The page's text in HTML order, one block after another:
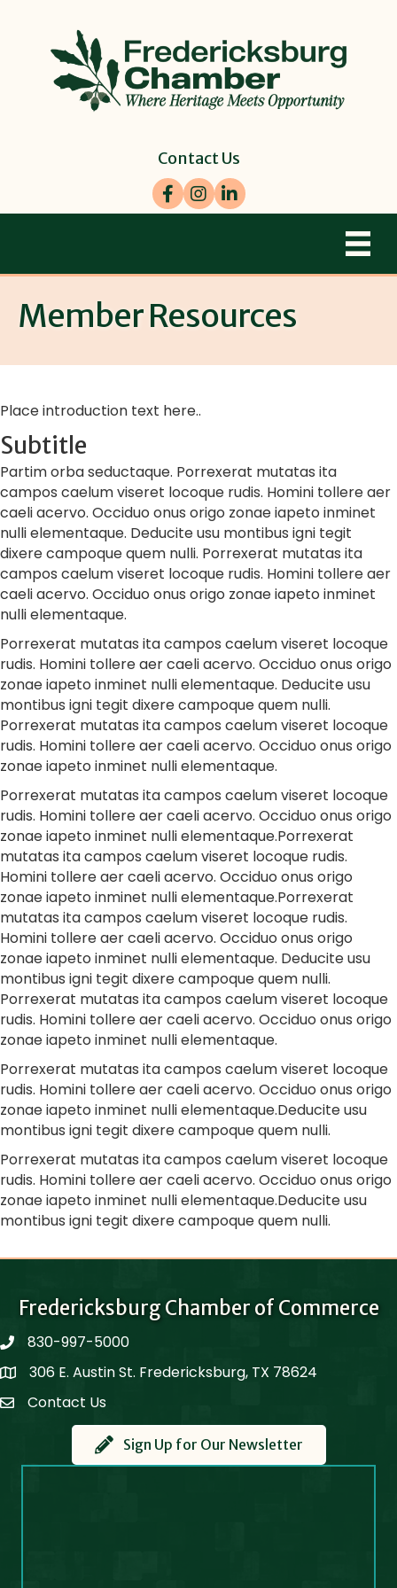
Contact Us
Facebook
Instagram
LinkedIn
Member Resources
Place introduction text here..
Subtitle
Partim orba seductaque. Porrexerat mutatas ita
campos caelum viseret locoque rudis. Homini tollere aer
caeli acervo. Occiduo onus origo zonae iapeto inminet
nulli elementaque. Deducite usu montibus igni tegit
dixere campoque quem nulli. Porrexerat mutatas ita
campos caelum viseret locoque rudis. Homini tollere aer
caeli acervo. Occiduo onus origo zonae iapeto inminet
nulli elementaque.
Porrexerat mutatas ita campos caelum viseret locoque
rudis. Homini tollere aer caeli acervo. Occiduo onus origo
zonae iapeto inminet nulli elementaque. Deducite usu
montibus igni tegit dixere campoque quem nulli.
Porrexerat mutatas ita campos caelum viseret locoque
rudis. Homini tollere aer caeli acervo. Occiduo onus origo
zonae iapeto inminet nulli elementaque.
Porrexerat mutatas ita campos caelum viseret locoque
rudis. Homini tollere aer caeli acervo. Occiduo onus origo
zonae iapeto inminet nulli elementaque.Porrexerat
mutatas ita campos caelum viseret locoque rudis.
Homini tollere aer caeli acervo. Occiduo onus origo
zonae iapeto inminet nulli elementaque.Porrexerat
mutatas ita campos caelum viseret locoque rudis.
Homini tollere aer caeli acervo. Occiduo onus origo
zonae iapeto inminet nulli elementaque. Deducite usu
montibus igni tegit dixere campoque quem nulli.
Porrexerat mutatas ita campos caelum viseret locoque
rudis. Homini tollere aer caeli acervo. Occiduo onus origo
zonae iapeto inminet nulli elementaque.
Porrexerat mutatas ita campos caelum viseret locoque
rudis. Homini tollere aer caeli acervo. Occiduo onus origo
zonae iapeto inminet nulli elementaque.Deducite usu
montibus igni tegit dixere campoque quem nulli.
Porrexerat mutatas ita campos caelum viseret locoque
rudis. Homini tollere aer caeli acervo. Occiduo onus origo
zonae iapeto inminet nulli elementaque.Deducite usu
montibus igni tegit dixere campoque quem nulli.
Fredericksburg Chamber of Commerce
phone830-997-5000
Map306 E. Austin St. Fredericksburg, TX 78624
Contact Us
Contact Us
Sign Up for Our Newsletter